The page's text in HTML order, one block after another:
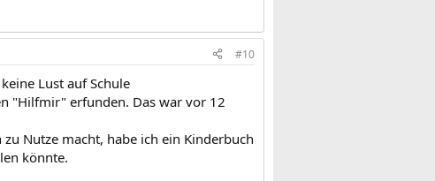
#10
Lust auf Schule
"Hilfmir" erfunden. Das war vor 12
Nutze macht, habe ich ein Kinderbuch
könnte.